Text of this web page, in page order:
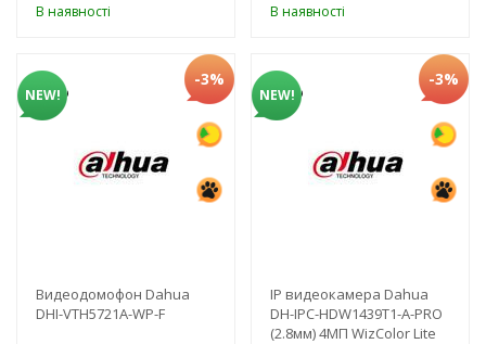
В наявності В наявності
NEW!
-3%
Видеодомофон Dahua
DHI-VTH5721A-WP-F
NEW!
-3%
IP видеокамера Dahua
DH-IPC-HDW1439T1-A-PRO
(2.8мм) 4МП WizColor Lite